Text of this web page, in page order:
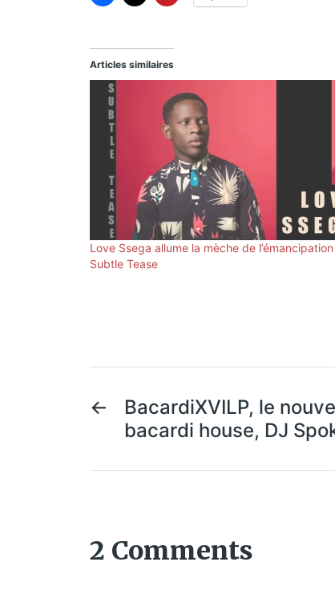
Articles similaires
Love Ssega allume la mèche de
Subtle Tease
←
BacardiXVILP, le
bacardi house, DJ
2 Comments